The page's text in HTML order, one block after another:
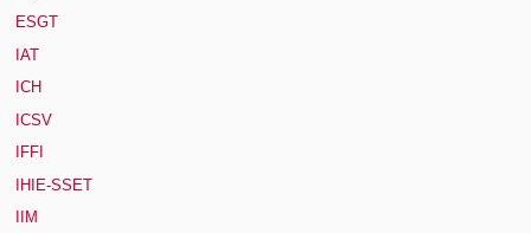
ESGT
IAT
ICH
ICSV
IFFI
IHIE-SSET
IIM